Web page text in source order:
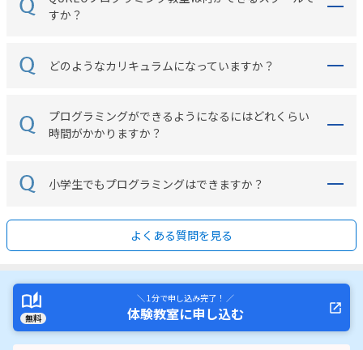
すか？
どのようなカリキュラムになっていますか？
プログラミングができるようになるにはどれくらい
時間がかかりますか？
小学生でもプログラミングはできますか？
よくある質問を見る
無料
＼ 1分で申し込み完了！ ／
体験教室に申し込む